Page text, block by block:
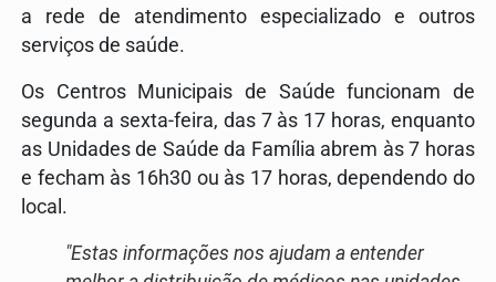
a rede de atendimento especializado e outros
serviços de saúde.
Os Centros Municipais de Saúde funcionam de
segunda a sexta-feira, das 7 às 17 horas, enquanto
as Unidades de Saúde da Família abrem às 7 horas
e fecham às 16h30 ou às 17 horas, dependendo do
local.
"Estas informações nos ajudam a entender